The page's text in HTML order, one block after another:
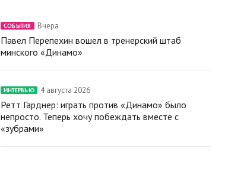
СОБЫТИЯ Вчера
Павел Перепехин вошел в тренерский штаб
минского «Динамо»
ИНТЕРВЬЮ 4 августа 2026
Ретт Гарднер: играть против «Динамо» было
непросто. Теперь хочу побеждать вместе с
«зубрами»